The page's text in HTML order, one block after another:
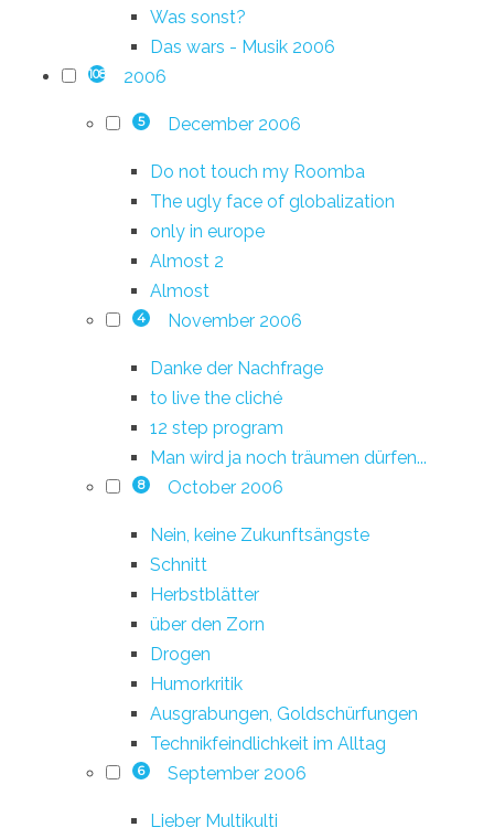
Was sonst?
Das wars - Musik 2006
108 2006
5 December 2006
Do not touch my Roomba
The ugly face of globalization
only in europe
Almost 2
Almost
4 November 2006
Danke der Nachfrage
to live the cliché
12 step program
Man wird ja noch träumen dürfen...
8 October 2006
Nein, keine Zukunftsängste
Schnitt
Herbstblätter
über den Zorn
Drogen
Humorkritik
Ausgrabungen, Goldschürfungen
Technikfeindlichkeit im Alltag
6 September 2006
Lieber Multikulti